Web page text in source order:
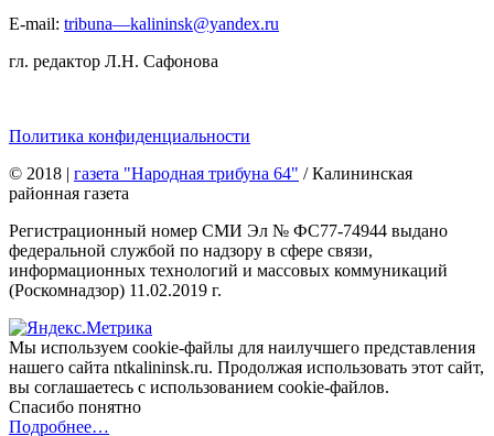
E-mail: tribuna—kalininsk@yandex.ru
гл. редактор Л.Н. Сафонова
Политика конфиденциальности
© 2018 | газета "Народная трибуна 64" / Калининская
районная газета
Регистрационный номер СМИ Эл № ФС77-74944 выдано
федеральной службой по надзору в сфере связи,
информационных технологий и массовых коммуникаций
(Роскомнадзор) 11.02.2019 г.
Мы используем cookie-файлы для наилучшего представления
нашего сайта ntkalininsk.ru. Продолжая использовать этот сайт,
вы соглашаетесь с использованием cookie-файлов.
Спасибо понятно
Подробнее…